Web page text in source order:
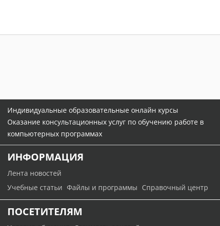
Индивидуальные образовательные онлайн курсы
Оказание консультационных услуг по обучению работе в
компьютерных программах
ИНФОРМАЦИЯ
Лента новостей
Учебные статьи Файлы и программы Справочный центр
ПОСЕТИТЕЛЯМ